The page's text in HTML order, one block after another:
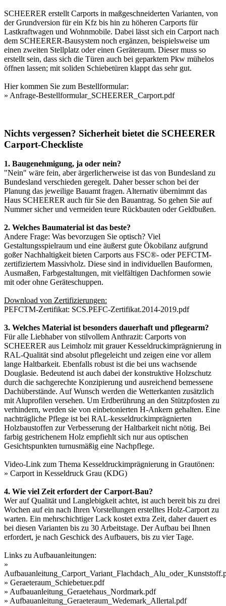
SCHEERER erstellt Carports in maßgeschneiderten Varianten, von
der Grundversion für ein Kfz bis hin zu höheren Carports für
Lastkraftwagen und Wohnmobile. Dabei lässt sich ein Carport nach
dem SCHEERER-Bausystem noch ergänzen, beispielsweise um
einen zweiten Stellplatz oder einen Geräteraum. Dieser muss so
erstellt sein, dass sich die Türen auch bei geparktem Pkw mühelos
öffnen lassen; mit soliden Schiebetüren klappt das sehr gut.
Hier kommen Sie zum Bestellformular:
» Anfrage-Bestellformular_SCHEERER_Carport.pdf
Nichts vergessen? Sicherheit bietet die SCHEERER
Carport-Checkliste
1. Baugenehmigung, ja oder nein?
"Nein" wäre fein, aber ärgerlicherweise ist das von Bundesland zu
Bundesland verschieden geregelt. Daher besser schon bei der
Planung das jeweilige Bauamt fragen. Alternativ übernimmt das
Haus SCHEERER auch für Sie den Bauantrag. So gehen Sie auf
Nummer sicher und vermeiden teure Rückbauten oder Geldbußen.
2. Welches Baumaterial ist das beste?
Andere Frage: Was bevorzugen Sie optisch? Viel
Gestaltungsspielraum und eine äußerst gute Ökobilanz aufgrund
goßer Nachhaltigkeit bieten Carports aus FSC®- oder PEFCTM-
zertifiziertem Massivholz. Diese sind in individuellen Bauformen,
Ausmaßen, Farbgestaltungen, mit vielfältigen Dachformen sowie
mit oder ohne Geräteschuppen.
Download von Zertifizierungen:
PEFCTM-Zertifikat: SCS.PEFC-Zertifikat.2014-2019.pdf
3. Welches Material ist besonders dauerhaft und pflegearm?
Für alle Liebhaber von stilvollem Anthrazit: Carports von
SCHEERER aus Leimholz mit grauer Kesseldruckimprägnierung in
RAL-Qualität sind absolut pflegeleicht und zeigen eine vor allem
lange Haltbarkeit. Ebenfalls robust ist die bei uns wachsende
Douglasie. Bedeutend ist auch dabei der konstruktive Holzschutz
durch die sachgerechte Konzipierung und ausreichend bemessene
Dachüberstände. Auf Wunsch werden die Wetterkanten zusätzlich
mit Aluprofilen versehen. Um Erdberührung an den Stützpfosten zu
verhindern, werden sie von einbetonierten H-Ankern gehalten. Eine
nachträgliche Pflege ist bei RAL-kesseldruckimprägnierten
Holzbaustoffen zur Verbesserung der Haltbarkeit nicht nötig. Bei
farbig gestrichenem Holz empfiehlt sich nur aus optischen
Gesichtspunkten turnusmäßig eine Nachpflege.
Video-Link zum Thema Kesseldruckimprägnierung in Grautönen:
» Carport in Kesseldruck Grau (KDG)
4. Wie viel Zeit erfordert der Carport-Bau?
Wer auf Qualität und Langlebigkeit achtet, ist auch bereit bis zu drei
Wochen auf ein nach Ihren Vorstellungen erstelltes Holz-Carport zu
warten. Ein mehrschichtiger Lack kostet extra Zeit, daher dauert es
bei diesen Varianten bis zu 30 Arbeitstage. Der Aufbau bei Ihnen
erfordert, je nach Geschick des Aufbauers, bis zu vier Tage.
Links zu Aufbauanleitungen:
»
» Geraeteraum_Schiebetuer.pdf
» Aufbauanleitung_Geraetehaus_Nordmark.pdf
» Aufbauanleitung_Geraeteraum_Wedemark_Allertal.pdf